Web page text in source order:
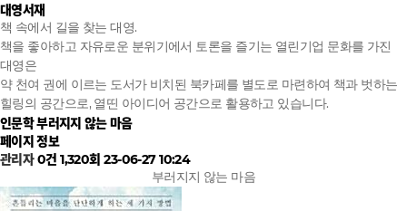
대영서재
책 속에서 길을 찾는 대영.
책을 좋아하고 자유로운 분위기에서 토론을 즐기는 열린기업 문화를 가진
대영은
약 천여 권에 이르는 도서가 비치된 북카페를 별도로 마련하여 책과 벗하는
힐링의 공간으로, 열띤 아이디어 공간으로 활용하고 있습니다.
인문학부러지지 않는 마음
페이지 정보
관리자 0건 1,320회 23-06-27 10:24
부러지지 않는 마음